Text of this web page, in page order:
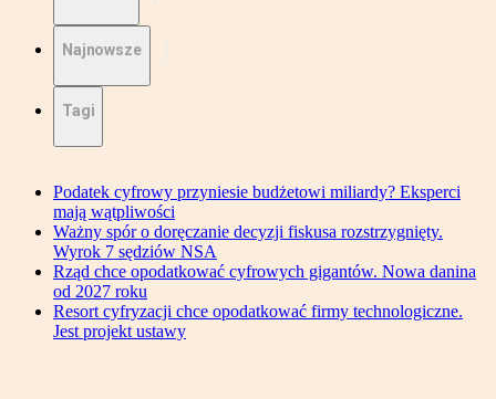
Najnowsze
Tagi
Podatek cyfrowy przyniesie budżetowi miliardy? Eksperci
mają wątpliwości
Ważny spór o doręczanie decyzji fiskusa rozstrzygnięty.
Wyrok 7 sędziów NSA
Rząd chce opodatkować cyfrowych gigantów. Nowa danina
od 2027 roku
Resort cyfryzacji chce opodatkować firmy technologiczne.
Jest projekt ustawy